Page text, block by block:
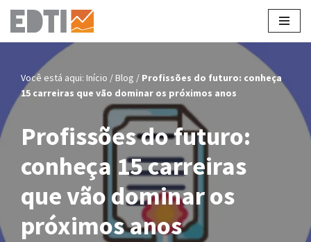
Pular
conteúdo
Você está aqui: Início / Blog / Profissões do futuro: conheça
15 carreiras que vão dominar os próximos anos
Profissões do futuro:
conheça 15 carreiras
que vão dominar os
próximos anos